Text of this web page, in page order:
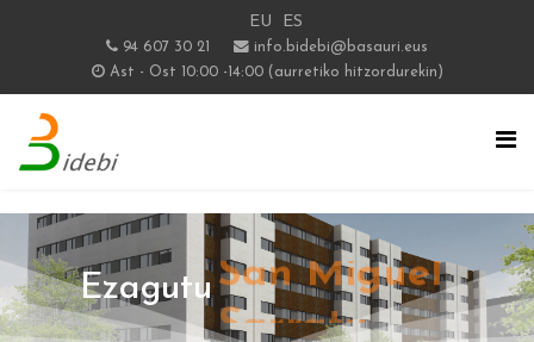
EU ES
94 607 30 21
info.bidebi@basauri.eus
Ast - Ost 10:00 -14:00 (aurretiko hitzordurekin)
EzagutuSan Miguel